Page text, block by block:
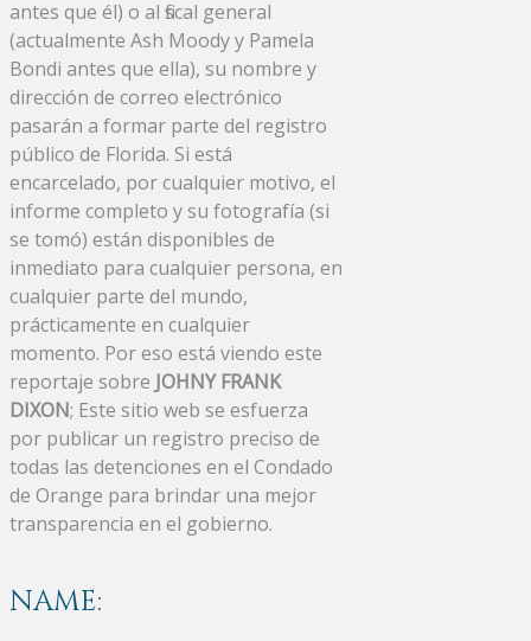
antes que él) o al fiscal general
(actualmente Ash Moody y Pamela
Bondi antes que ella), su nombre y
dirección de correo electrónico
pasarán a formar parte del registro
público de Florida. Si está
encarcelado, por cualquier motivo, el
informe completo y su fotografía (si
se tomó) están disponibles de
inmediato para cualquier persona, en
cualquier parte del mundo,
prácticamente en cualquier
momento. Por eso está viendo este
reportaje sobre JOHNY FRANK
DIXON; Este sitio web se esfuerza
por publicar un registro preciso de
todas las detenciones en el Condado
de Orange para brindar una mejor
transparencia en el gobierno.
NAME: